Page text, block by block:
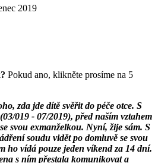
2019
Pokud ano, klikněte prosíme na 5
zda jde dítě svěřit do péče otce. S
019 - 07/2019), před naším vztahem
svou exmanželkou. Nyní, žije sám. S
soudu vidět po domluvě se svou
ho vídá pouze jeden víkend za 14 dní.
s ním přestala komunikovat a